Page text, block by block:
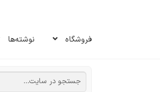
فروشگاه نوشته‌ها